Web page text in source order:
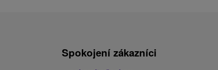
Spokojení zákazníci